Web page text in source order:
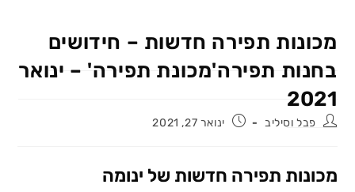
מכונות תפירה חדשות – חידושים
בחנות תפירה'מכונת תפירה' – ינואר
2021
מחבר:פבל וסיליב פורסם:ינואר 27, 2021
מכונות תפירה חדשות של ינומה